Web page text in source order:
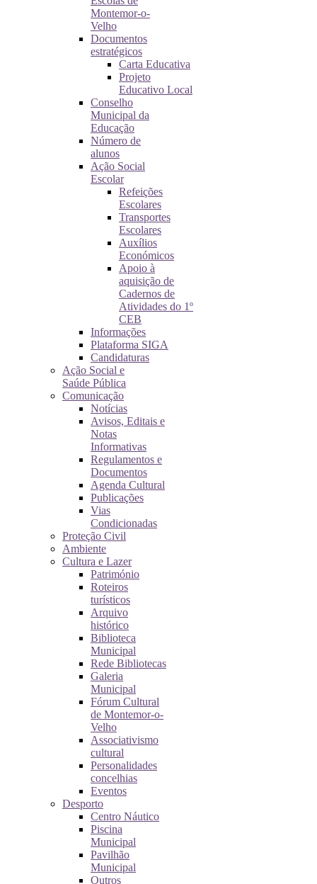
Montemor-o-
Velho
Documentos
estratégicos
Carta Educativa
Projeto
Educativo Local
Conselho
Municipal da
Educação
Número de
alunos
Ação Social
Escolar
Refeições
Escolares
Transportes
Escolares
Auxílios
Económicos
Apoio à
aquisição de
Cadernos de
Atividades do 1º
CEB
Informações
Plataforma SIGA
Candidaturas
Ação Social e
Saúde Pública
Comunicação
Notícias
Avisos, Editais e
Notas
Informativas
Regulamentos e
Documentos
Agenda Cultural
Publicações
Vias
Condicionadas
Proteção Civil
Ambiente
Cultura e Lazer
Património
Roteiros
turísticos
Arquivo
histórico
Biblioteca
Municipal
Rede Bibliotecas
Galeria
Municipal
Fórum Cultural
de Montemor-o-
Velho
Associativismo
cultural
Personalidades
concelhias
Eventos
Desporto
Centro Náutico
Piscina
Municipal
Pavilhão
Municipal
Outros